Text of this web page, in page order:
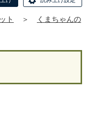
ト ＞
くまちゃんの